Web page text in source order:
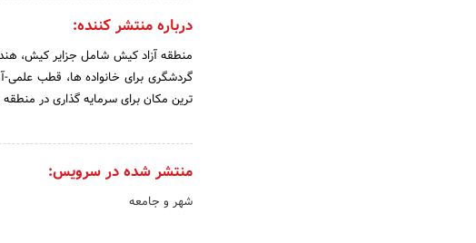
درباره منتشر کننده:
منطقه آزاد کیش شامل جزایر کیش،
گردشگری برای خانواده ها، قطب علمی-
ترین مکان برای سرمایه گذاری در
منتشر شده در سرویس:
شهر و جامعه